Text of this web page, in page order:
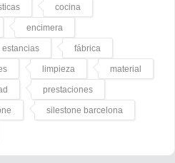
cocina
encimera
estancias fábrica
limpieza material
prestaciones
silestone barcelona